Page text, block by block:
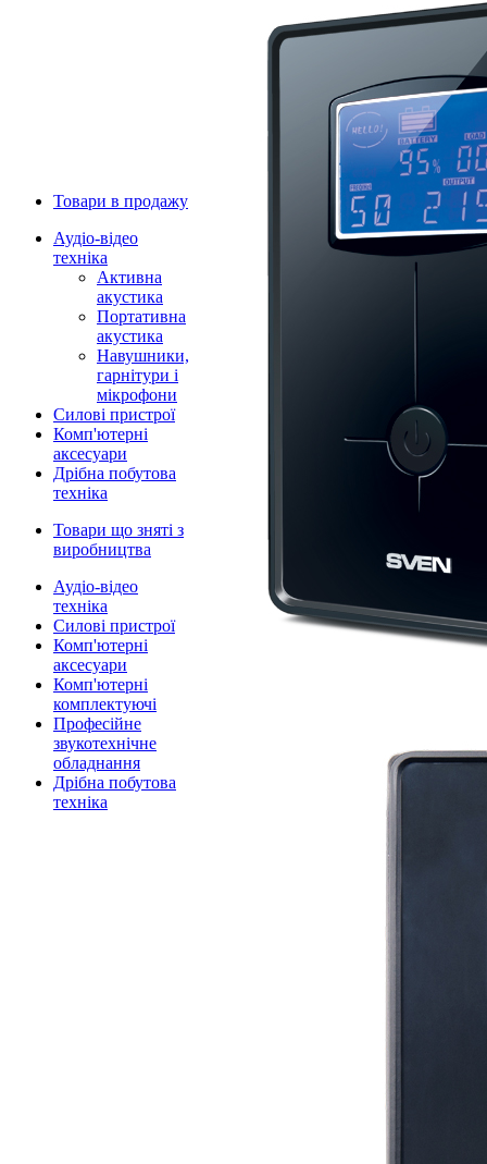
Товари в продажу
Аудіо-відео
техніка
Активна
акустика
Портативна
акустика
Навушники,
гарнітури і
мікрофони
Силові пристрої
Комп'ютерні
аксесуари
Дрібна побутова
техніка
Товари що зняті з
виробництва
Аудіо-відео
техніка
Силові пристрої
Комп'ютерні
аксесуари
Комп'ютерні
комплектуючі
Професійне
звукотехнічне
обладнання
Дрібна побутова
техніка